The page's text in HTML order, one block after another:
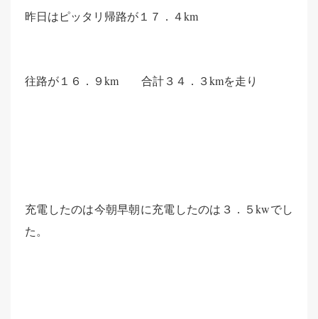
昨日はピッタリ帰路が１７．４km
往路が１６．９km 合計３４．３kmを走り
充電したのは今朝早朝に充電したのは３．５kwでし
た。